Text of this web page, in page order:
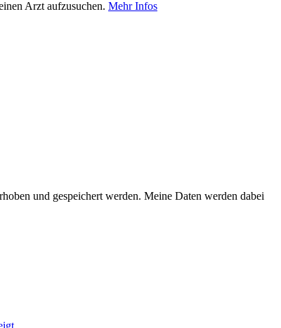
Arzt aufzusuchen. Mehr Infos
und gespeichert werden. Meine Daten werden dabei